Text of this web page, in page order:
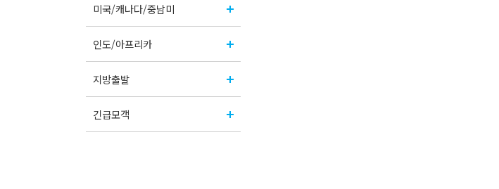
미국/캐나다/중남미
인도/아프리카
지방출발
긴급모객